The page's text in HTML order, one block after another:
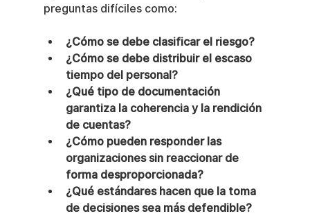
preguntas difíciles como:
¿Cómo se debe clasificar el riesgo?
¿Cómo se debe distribuir el escaso
tiempo del personal?
¿Qué tipo de documentación
garantiza la coherencia y la rendición
de cuentas?
¿Cómo pueden responder las
organizaciones sin reaccionar de
forma desproporcionada?
¿Qué estándares hacen que la toma
de decisiones sea más defendible?